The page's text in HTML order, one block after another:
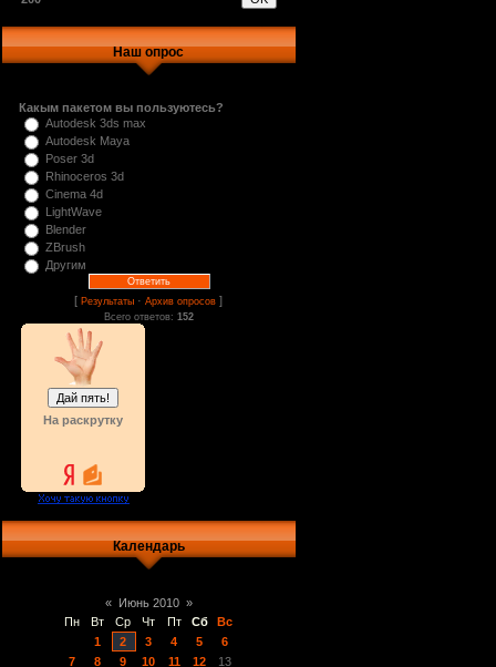
Наш опрос
Какым пакетом вы пользуютесь?
Autodesk 3ds max
Autodesk Maya
Poser 3d
Rhinoceros 3d
Cinema 4d
LightWave
Blender
ZBrush
Другим
[Результаты ·Архив опросов ]
Всего ответов: 152
На раскрутку
Календарь
« Июнь 2010 »
Пн
Вт Ср Чт Пт Сб
Вс
1
2 3 4 5
6
7
8 9 10 11 12
13